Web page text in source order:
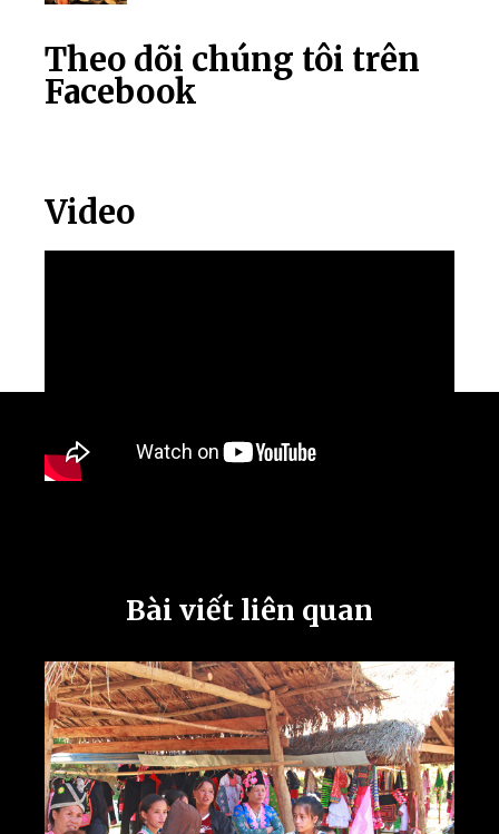
Theo dõi chúng tôi trên
Facebook
Video
Bài viết liên quan